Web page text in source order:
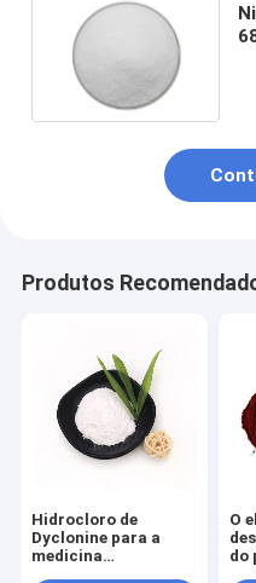
Produtos
Hidrocloro de
Dyclonine para a
medicina
O
do